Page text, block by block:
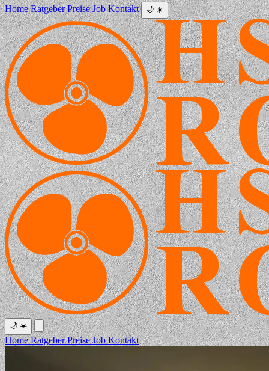
HomeRatgeberPreiseJobKontakt 🌙 ☀️
🌙 ☀️
HomeRatgeberPreiseJobKontakt